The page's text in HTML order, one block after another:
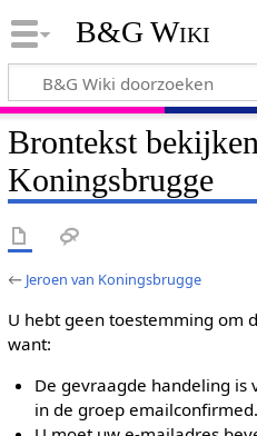
B&G Wiki
Brontekst
Koningsbrugge
← Jeroen van Koningsbrugge
U hebt geen toestemming om
want:
De gevraagde handeling is
in de groep emailconfirmed.